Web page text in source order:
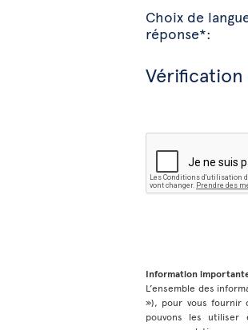
Choix de
réponse*:
Information
L’ensemble des
»), pour vous fournir
pouvons les